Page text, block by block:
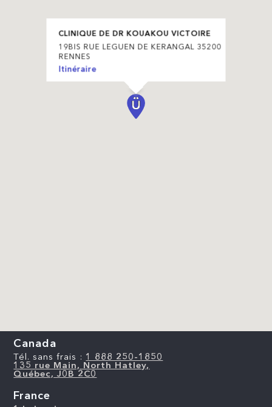
CLINIQUE DE DR KOUAKOU VICTOIRE
19BIS RUE LEGUEN DE KERANGAL 35200
RENNES
Itinéraire
Canada
Tél. sans frais : 1 888 250-1850
135 rue Main, North Hatley,
Québec, J0B 2C0
France